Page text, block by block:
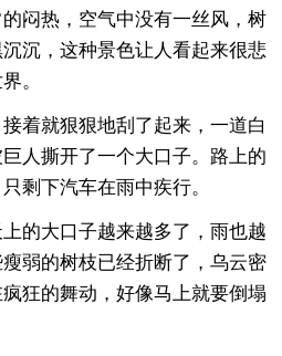
热，空气中没有一丝风，树
沉，这种景色让人看起来很悲
。
就狠狠地刮了起来，一道白
人撕开了一个大口子。路上的
剩下汽车在雨中疾行。
大口子越来越多了，雨也越
弱的树枝已经折断了，乌云密
狂的舞动，好像马上就要倒塌